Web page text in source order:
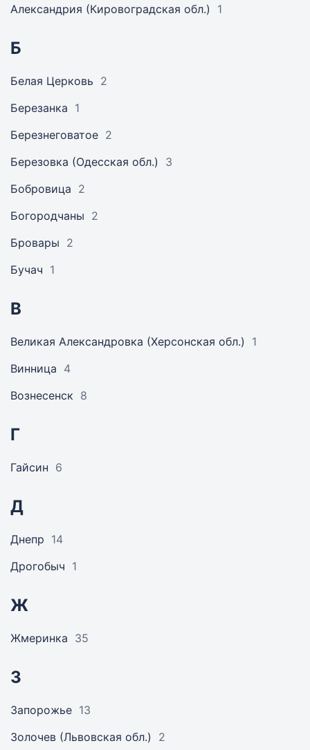
Александрия (Кировоградская обл.) 1
Б
Белая Церковь 2
Березанка 1
Березнеговатое 2
Березовка (Одесская обл.)
3
Бобровица 2
Богородчаны 2
Бровары 2
Бучач 1
В
Великая Александровка (Херсонская обл.)
1
Винница 4
Вознесенск 8
Г
Гайсин 6
Д
Днепр 14
Дрогобыч 1
Ж
Жмеринка 35
З
Запорожье 13
Золочев (Львовская обл.)
2